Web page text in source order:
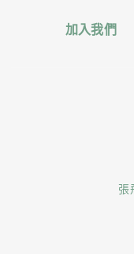
加入我們
張